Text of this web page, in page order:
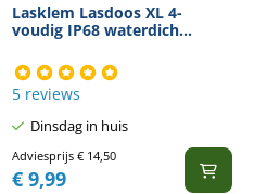
Lasklem Lasdoos XL 4-
voudig IP68 waterdich...
5 reviews
Dinsdag in huis
Adviesprijs €14,50
€9,99